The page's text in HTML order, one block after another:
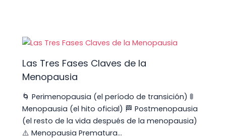
Las Tres Fases Claves de la
Menopausia
🌀 Perimenopausia (el período de transición) 🚦
Menopausia (el hito oficial) 🏁 Postmenopausia
(el resto de la vida después de la menopausia)
⚠️ Menopausia Prematura…